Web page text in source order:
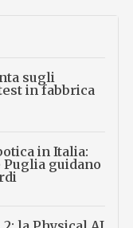
sugli
in fabbrica
in Italia:
Puglia guidano